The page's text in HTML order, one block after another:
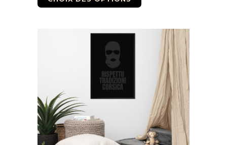
à
111,00 €
produit
plusieurs
variations.
options
peuvent
être
choisies
sur
la